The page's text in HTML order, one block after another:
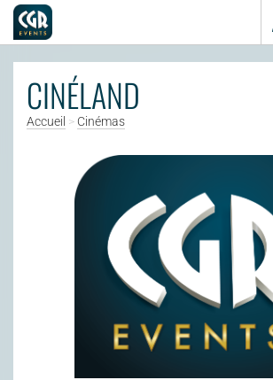
Aller au contenu principal
CINÉLAND
Accueil > Cinémas